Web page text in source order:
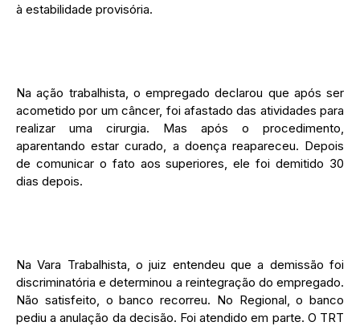
à estabilidade provisória.
Na ação trabalhista, o empregado declarou que após ser
acometido por um câncer, foi afastado das atividades para
realizar uma cirurgia. Mas após o procedimento,
aparentando estar curado, a doença reapareceu. Depois
de comunicar o fato aos superiores, ele foi demitido 30
dias depois.
Na Vara Trabalhista, o juiz entendeu que a demissão foi
discriminatória e determinou a reintegração do empregado.
Não satisfeito, o banco recorreu. No Regional, o banco
pediu a anulação da decisão. Foi atendido em parte. O TRT